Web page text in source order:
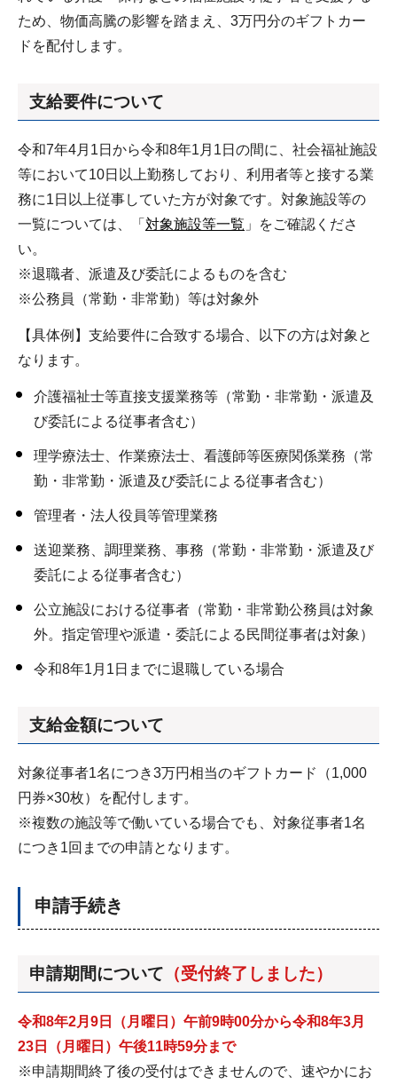
ため、物価高騰の影響を踏まえ、3万円分のギフトカー
ドを配付します。
支給要件について
令和7年4月1日から令和8年1月1日の間に、社会福祉施設
等において10日以上勤務しており、利用者等と接する業
務に1日以上従事していた方が対象です。対象施設等の
一覧については、「 対象施設等一覧 」をご確認くださ
い。
※退職者、派遣及び委託によるものを含む
※公務員（常勤・非常勤）等は対象外
【具体例】支給要件に合致する場合、以下の方は対象と
なります。
介護福祉士等直接支援業務等（常勤・非常勤・派遣及
び委託による従事者含む）
理学療法士、作業療法士、看護師等医療関係業務（常
勤・非常勤・派遣及び委託による従事者含む）
管理者・法人役員等管理業務
送迎業務、調理業務、事務（常勤・非常勤・派遣及び
委託による従事者含む）
公立施設における従事者（常勤・非常勤公務員は対象
外。指定管理や派遣・委託による民間従事者は対象）
令和8年1月1日までに退職している場合
支給金額について
対象従事者1名につき3万円相当のギフトカード（1,000
円券×30枚）を配付します。
※複数の施設等で働いている場合でも、対象従事者1名
につき1回までの申請となります。
申請手続き
申請期間について （受付終了しました）
令和8年2月9日（月曜日）午前9時00分から令和8年3月
23日（月曜日）午後11時59分まで
※申請期間終了後の受付はできませんので、速やかにお